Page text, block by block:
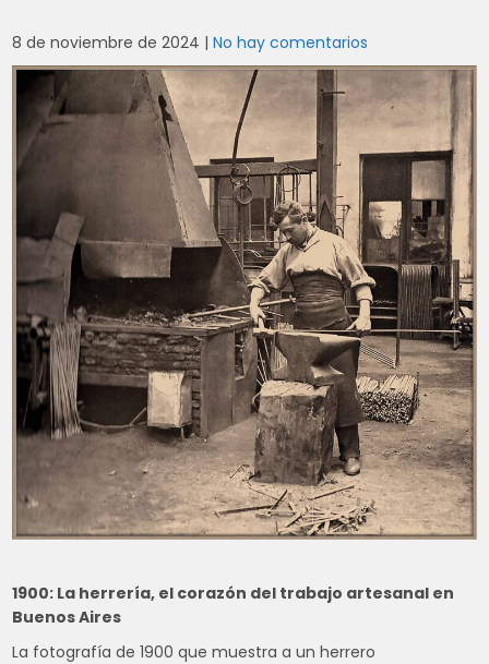
8 de noviembre de 2024 |No hay comentarios
1900: La herrería, el corazón del trabajo artesanal en
Buenos Aires
La fotografía de 1900 que muestra a un herrero